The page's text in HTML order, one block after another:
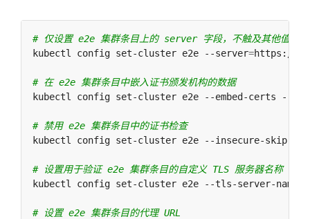
# 仅设置 e2e 集群条目上的 server 字段，不触及其他值
kubectl config set-cluster e2e --server=
# 在 e2e 集群条目中嵌入证书颁发机构的数据
kubectl config set-cluster e2e --embed-certs --
# 禁用 e2e 集群条目中的证书检查
kubectl config set-cluster e2e --insecure-skip-
# 设置用于验证 e2e 集群条目的自定义 TLS 服务器名称
kubectl config set-cluster e2e --tls-server-name
# 设置 e2e 集群条目的代理 URL